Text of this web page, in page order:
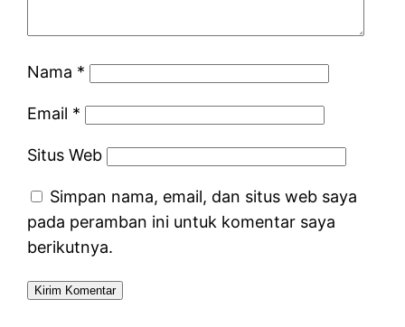
Nama *
Email *
Situs Web
Simpan nama, email, dan situs web saya
pada peramban ini untuk komentar saya
berikutnya.